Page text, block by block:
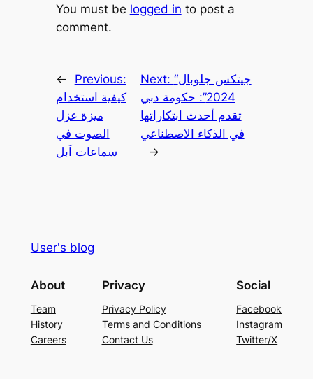
You must be logged in to post a
comment.
←
Previous:
كيفية استخدام
ميزة عزل
الصوت في
سماعات آبل
Next: “جيتكس جلوبال
2024”: حكومة دبي
تقدم أحدث ابتكاراتها
في الذكاء الاصطناعي
→
User's blog
About
Team
History
Careers
Privacy
Privacy Policy
Terms and Conditions
Contact Us
Social
Facebook
Instagram
Twitter/X